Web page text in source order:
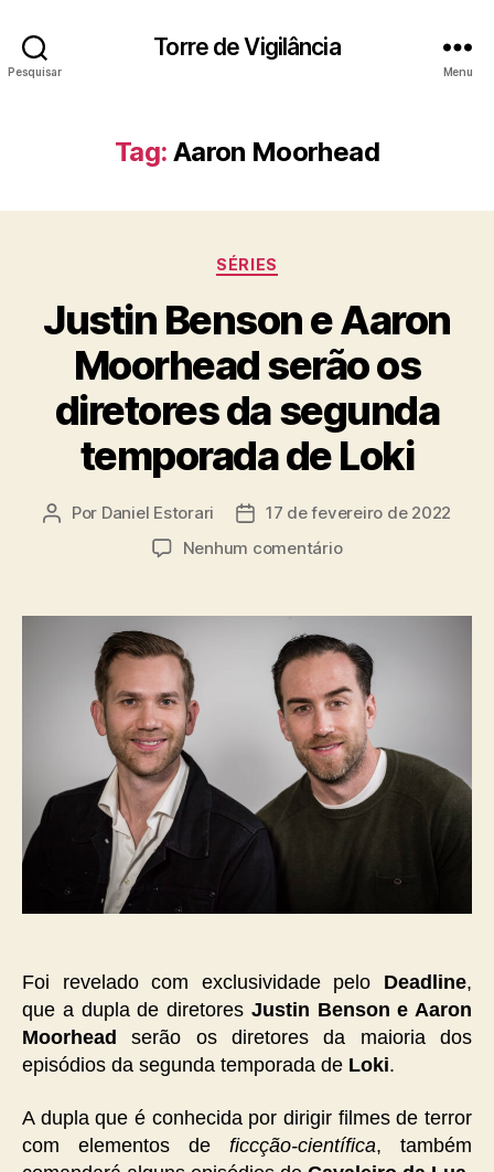
Pesquisar
Torre de Vigilância
Menu
Tag: Aaron Moorhead
Categorias
SÉRIES
Justin Benson e Aaron
Moorhead serão os
diretores da segunda
temporada de Loki
Autor
Por Daniel Estorari
Data17 de fevereiro de 2022
Nenhum comentárioem
e
Aaron
Moorhead
serão
os
diretores
da
segunda
temporada
Foi revelado com exclusividade pelo Deadline,
que a dupla de diretores Justin Benson e Aaron
Moorhead
serão os diretores da maioria dos
episódios da segunda temporada de Loki.
A dupla que é conhecida por dirigir filmes de terror
com elementos de ficcção-científica, também